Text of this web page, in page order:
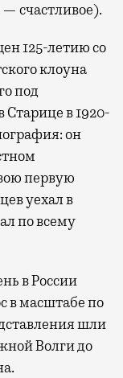
— счастливое).
125-летию со
клоуна
под
в 1920-
он
первую
уехал в
по всему
в России
в масштабе по
шли
Волги до